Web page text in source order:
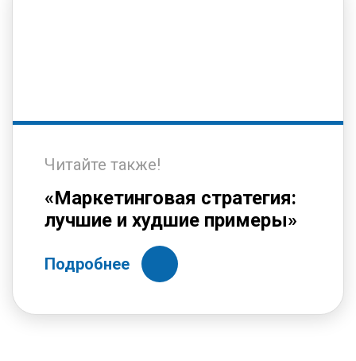
Читайте также!
«Маркетинговая стратегия:
лучшие и худшие примеры»
Подробнее